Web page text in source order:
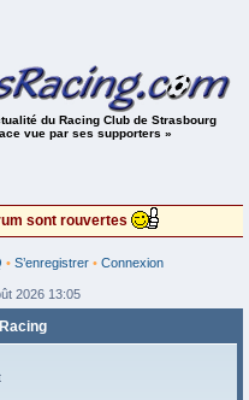
du Racing Club de Strasbourg
vue par ses supporters »
sont rouvertes
• S’enregistrer• Connexion
2026 13:05